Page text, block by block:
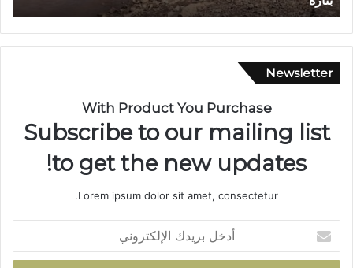
ب
ت
ا
…
ش
ر
ا
م
ئ
ي
Newsletter
With Product You Purchase
Subscribe to our mailing list
to get the new updates!
Lorem ipsum dolor sit amet, consectetur.
خ